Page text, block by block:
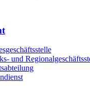
und